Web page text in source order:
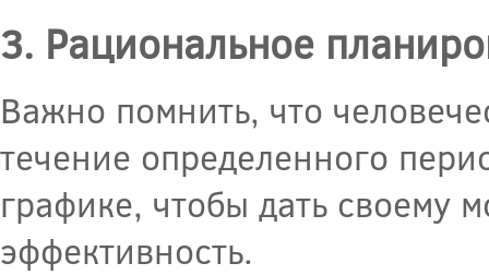
3. Рациональное
Важно помнить, что
течение определенного
графике, чтобы дать своему
эффективность.